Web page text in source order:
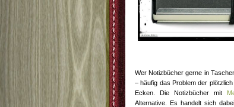
Wer Notizbücher gerne in
– häufig das Problem der
Ecken. Die Notizbücher mit
Alternative. Es handelt sich